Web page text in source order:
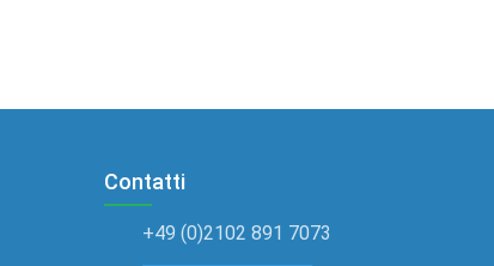
Contatti
+49 (0)2102 891 7073